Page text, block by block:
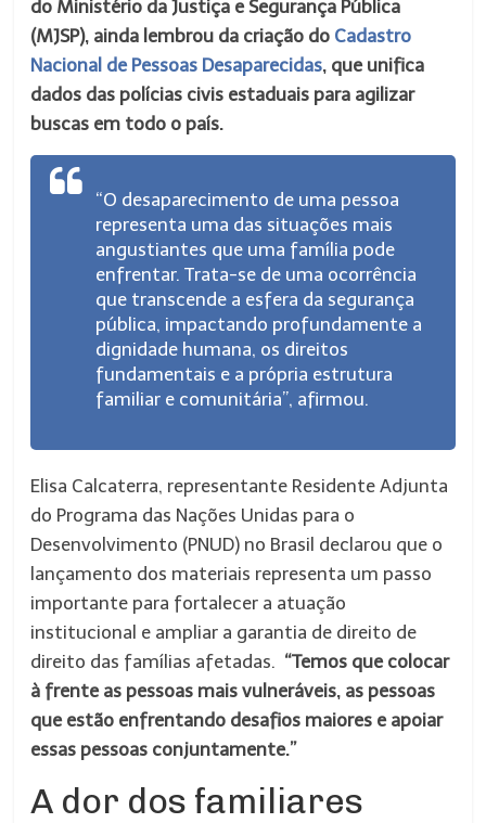
do Ministério da Justiça e Segurança Pública
(MJSP), ainda lembrou da criação do Cadastro
Nacional de Pessoas Desaparecidas, que unifica
dados das polícias civis estaduais para agilizar
buscas em todo o país.
“O desaparecimento de uma pessoa
representa uma das situações mais
angustiantes que uma família pode
enfrentar. Trata-se de uma ocorrência
que transcende a esfera da segurança
pública, impactando profundamente a
dignidade humana, os direitos
fundamentais e a própria estrutura
familiar e comunitária”, afirmou.
Elisa Calcaterra, representante Residente Adjunta
do Programa das Nações Unidas para o
Desenvolvimento (PNUD) no Brasil declarou que o
lançamento dos materiais representa um passo
importante para fortalecer a atuação
institucional e ampliar a garantia de direito de
direito das famílias afetadas. “Temos que colocar
à frente as pessoas mais vulneráveis, as pessoas
que estão enfrentando desafios maiores e apoiar
essas pessoas conjuntamente.”
A dor dos familiares